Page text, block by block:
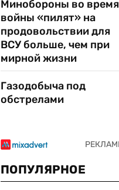
Минобороны во время
войны «пилят» на
продовольствии для
ВСУ больше, чем при
мирной жизни
Газодобыча под
обстрелами
ПОПУЛЯРНОЕ